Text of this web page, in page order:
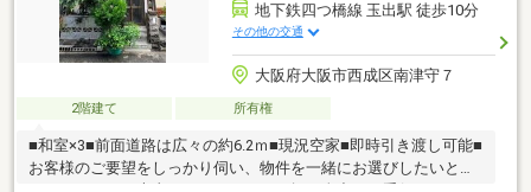
地下鉄四つ橋線 玉出駅 徒歩10分
その他の交通
大阪府大阪市西成区南津守７
2階建て 所有権
■和室×3■前面道路は広々の約6.2ｍ■現況空家■即時引き渡し可能■
お客様のご要望をしっかり伺い、物件を一緒にお選びしたいと思